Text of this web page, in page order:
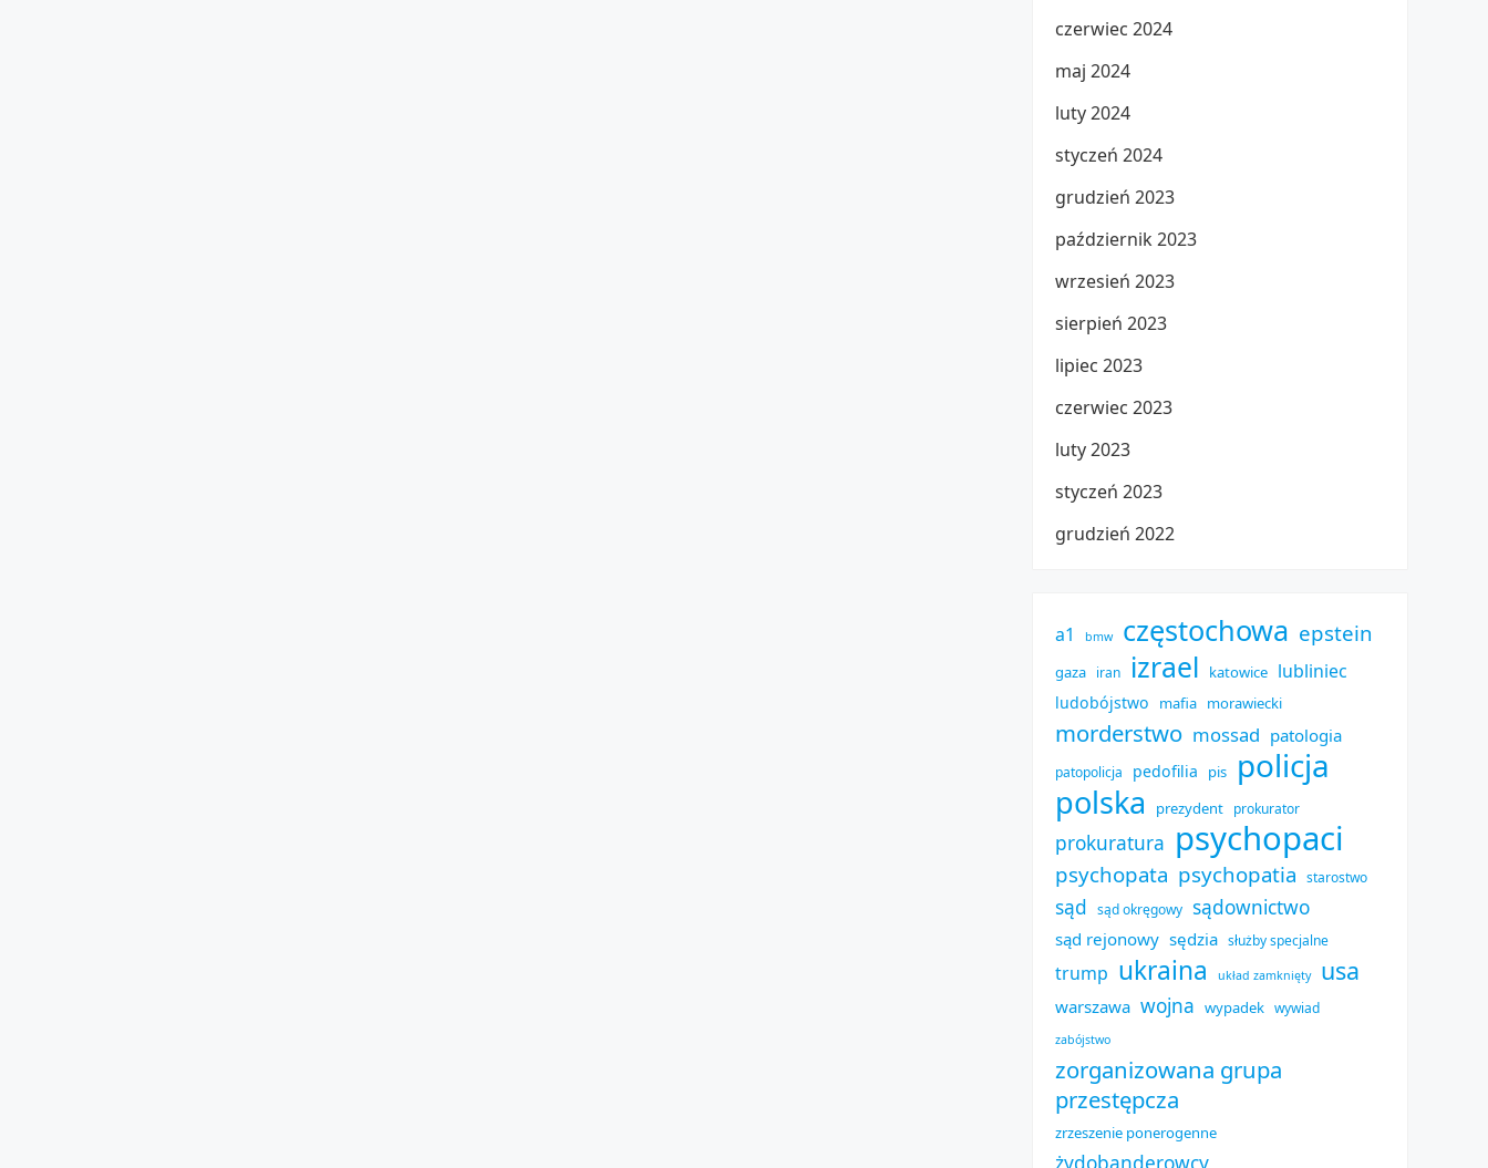
czerwiec 2024
maj 2024
luty 2024
styczeń 2024
grudzień 2023
październik 2023
wrzesień 2023
sierpień 2023
lipiec 2023
czerwiec 2023
luty 2023
styczeń 2023
grudzień 2022
a1 bmw częstochowa epstein
gaza iran izrael katowice lubliniec
ludobójstwo mafia morawiecki
morderstwo mossad patologia
patopolicja pedofilia pis policja
polska prezydent prokurator
prokuratura psychopaci
psychopata psychopatia starostwo
sąd sąd okręgowy sądownictwo
sąd rejonowy sędzia służby specjalne
trump ukraina układ zamknięty usa
warszawa wojna wypadek wywiad
zabójstwo
zorganizowana grupa
przestępcza
zrzeszenie ponerogenne